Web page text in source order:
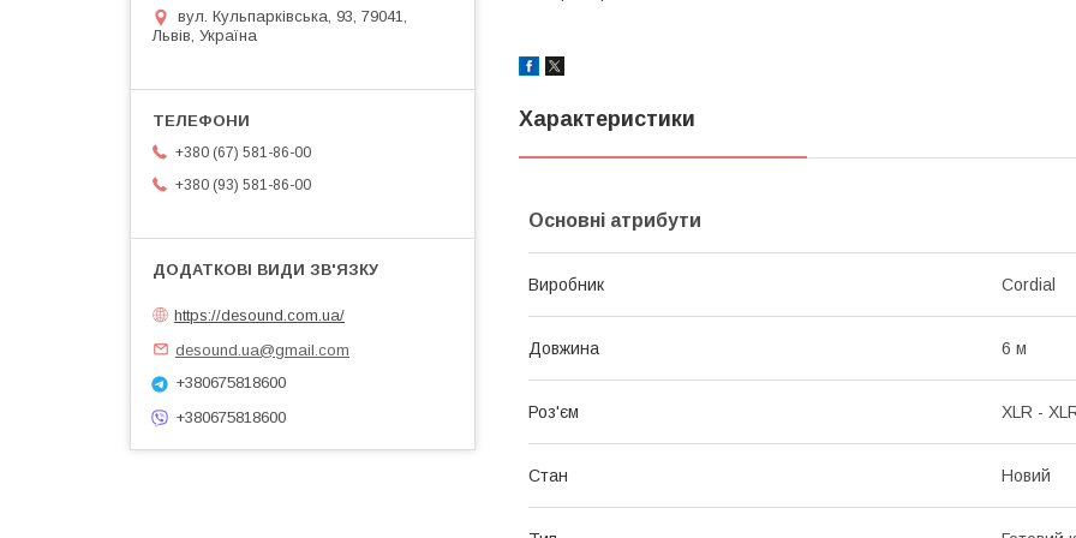
Характеристики
Основні атрибути
Виробник Cordial
Довжина 6 м
Роз'єм XLR -
Стан Новий
вул. Кульпарківська, 93, 79041,
Львів, Україна
+380 (67) 581-86-00
+380 (93) 581-86-00
https://desound.com.ua/
desound.ua@gmail.com
+380675818600
+380675818600